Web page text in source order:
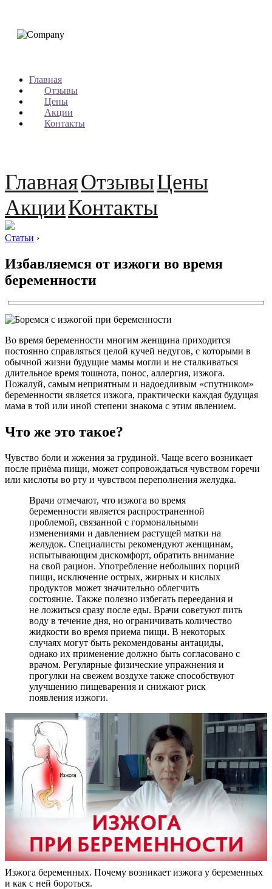
Главная
Отзывы
Цены
Акции
Контакты
ГлавнаяОтзывыЦены
АкцииКонтакты
Статьи ›
Избавляемся от изжоги во время
беременности
Во время беременности многим женщина приходится
постоянно справляться целой кучей недугов, с которыми в
обычной жизни будущие мамы могли и не сталкиваться
длительное время тошнота, понос, аллергия, изжога.
Пожалуй, самым неприятным и надоедливым «спутником»
беременности является изжога, практически каждая будущая
мама в той или иной степени знакома с этим явлением.
Что же это такое?
Чувство боли и жжения за грудиной. Чаще всего возникает
после приёма пищи, может сопровождаться чувством горечи
или кислоты во рту и чувством переполнения желудка.
Врачи отмечают, что изжога во время
беременности является распространенной
проблемой, связанной с гормональными
изменениями и давлением растущей матки на
желудок. Специалисты рекомендуют женщинам,
испытывающим дискомфорт, обратить внимание
на свой рацион. Употребление небольших порций
пищи, исключение острых, жирных и кислых
продуктов может значительно облегчить
состояние. Также полезно избегать переедания и
не ложиться сразу после еды. Врачи советуют пить
воду в течение дня, но ограничивать количество
жидкости во время приема пищи. В некоторых
случаях могут быть рекомендованы антациды,
однако их применение должно быть согласовано с
врачом. Регулярные физические упражнения и
прогулки на свежем воздухе также способствуют
улучшению пищеварения и снижают риск
появления изжоги.
Изжога беременных. Почему возникает изжога у беременных
и как с ней бороться.